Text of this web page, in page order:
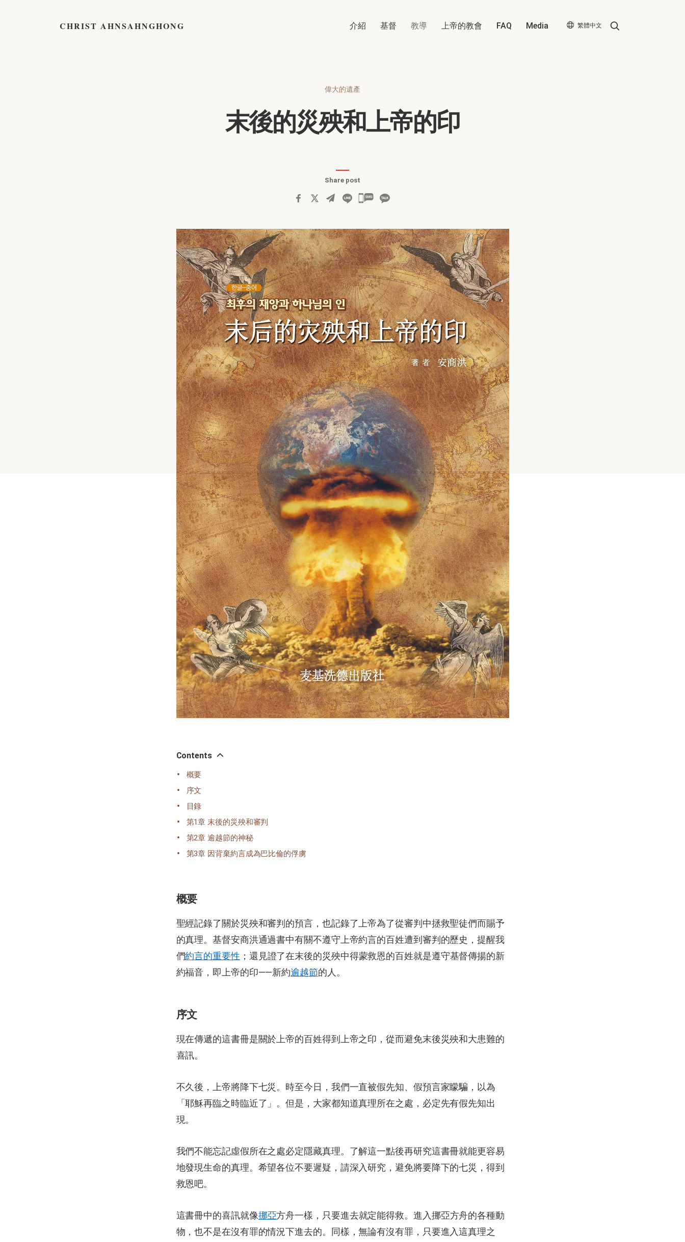
CHRIST AHNSAHNGHONG 介紹 基督 教導 上帝的教會 FAQ Media 繁體中文 Search
偉大的遺產
末後的災殃和上帝的印
Share post
카
톡
공
유
Contents
概要
序文
目錄
第1章 末後的災殃和審判
第2章 逾越節的神秘
第3章 因背棄約言成為巴比倫的俘虜
概要
聖經記錄了關於災殃和審判的預言，也記錄了上帝為了從審判中拯救聖徒們而賜予
的真理。基督安商洪通過書中有關不遵守上帝約言的百姓遭到審判的歷史，提醒我
們約言的重要性 ；還見證了在末後的災殃中得蒙救恩的百姓就是遵守基督傳揚的新
約福音，即上帝的印——新約逾越節的人。
序文
現在傳遞的這書冊是關於上帝的百姓得到上帝之印，從而避免末後災殃和大患難的
喜訊。
不久後，上帝將降下七災。時至今日，我們一直被假先知、假預言家矇騙，以為
「耶穌再臨之時臨近了」。但是，大家都知道真理所在之處，必定先有假先知出
現。
我們不能忘記虛假所在之處必定隱藏真理。了解這一點後再研究這書冊就能更容易
地發現生命的真理。希望各位不要遲疑，請深入研究，避免將要降下的七災，得到
救恩吧。
這書冊中的喜訊就像挪亞方舟一樣，只要進去就定能得救。進入挪亞方舟的各種動
物，也不是在沒有罪的情況下進去的。同樣，無論有沒有罪，只要進入這真理之